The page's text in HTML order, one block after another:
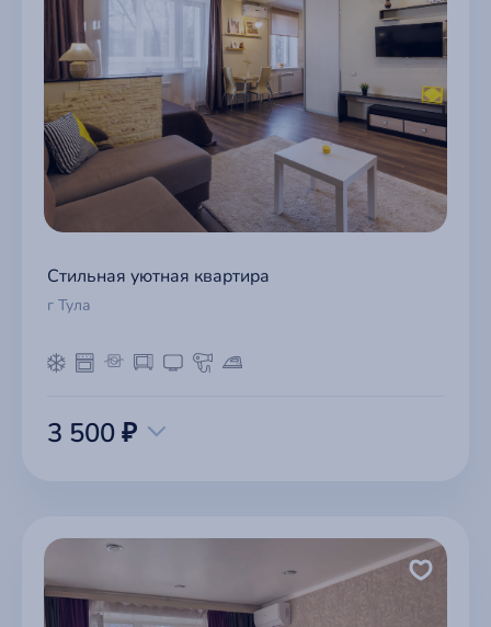
Стильная уютная квартира
г Тула
3 500 ₽